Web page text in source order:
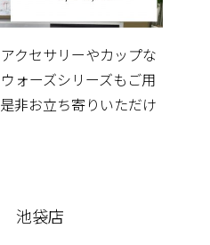
クセサリーやカップな
ォーズシリーズもご用
非お立ち寄りいただけ
池袋店